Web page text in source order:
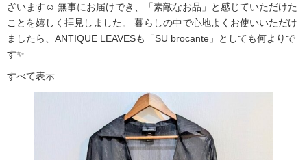
ざいます☺️ 無事にお届けでき、「素敵なお品」と感じていただけた
ことを嬉しく拝見しました。 暮らしの中で心地よくお使いいただけ
ましたら、ANTIQUE LEAVESも「SU brocante」としても何よりで
す✨
すべて表示